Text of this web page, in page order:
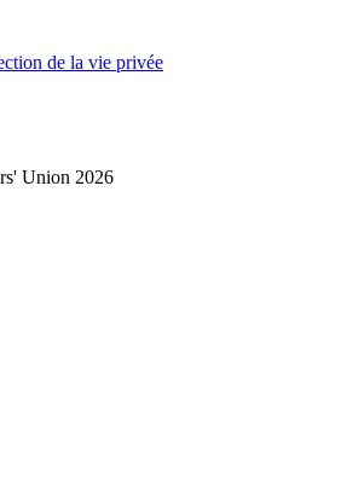
de la vie privée
Union 2026